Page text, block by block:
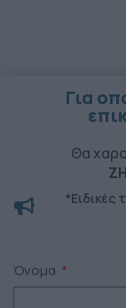
Για
Θα
*Ειδικές
Όνομα